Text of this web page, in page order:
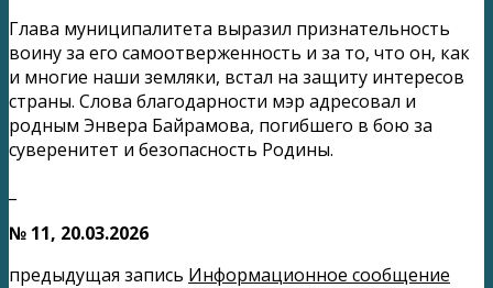
Глава муниципалитета выразил признательность
воину за его самоотверженность и за то, что он, как
и многие наши земляки, встал на защиту интересов
страны. Слова благодарности мэр адресовал и
родным Энвера Байрамова, погибшего в бою за
суверенитет и безопасность Родины.
№ 11, 20.03.2026
предыдущая запись Информационное сообщение